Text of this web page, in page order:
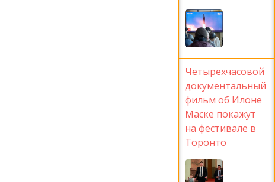
Четырехчасовой
документальный
фильм об Илоне
Маске покажут
на фестивале в
Торонто